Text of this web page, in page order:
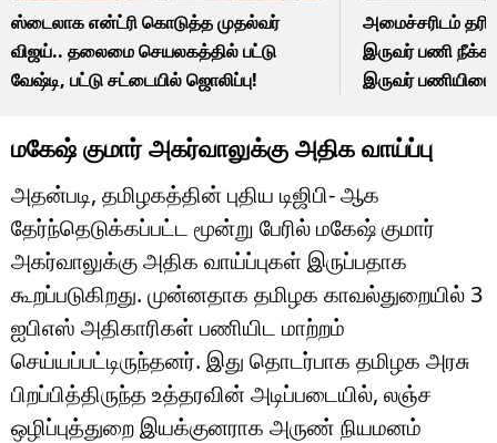
ஸ்டைலாக என்ட்ரி கொடுத்த முதல்வர்
விஜய்.. தலைமை செயலகத்தில் பட்டு
வேஷ்டி, பட்டு சட்டையில் ஜொலிப்பு!
அமைச்சரிடம்
இருவர் பணி
இருவர்
மகேஷ் குமார் அகர்வாலுக்கு அதிக வாய்ப்பு
அதன்படி, தமிழகத்தின் புதிய டிஜிபி- ஆக
தேர்ந்தெடுக்கப்பட்ட மூன்று பேரில் மகேஷ் குமார்
அகர்வாலுக்கு அதிக வாய்ப்புகள் இருப்பதாக
கூறப்படுகிறது. முன்னதாக தமிழக காவல்துறையில் 3
ஐபிஎஸ் அதிகாரிகள் பணியிட மாற்றம்
செய்யப்பட்டிருந்தனர். இது தொடர்பாக தமிழக அரசு
பிறப்பித்திருந்த உத்தரவின் அடிப்படையில், லஞ்ச
ஒழிப்புத்துறை இயக்குனராக அருண் நியமனம்